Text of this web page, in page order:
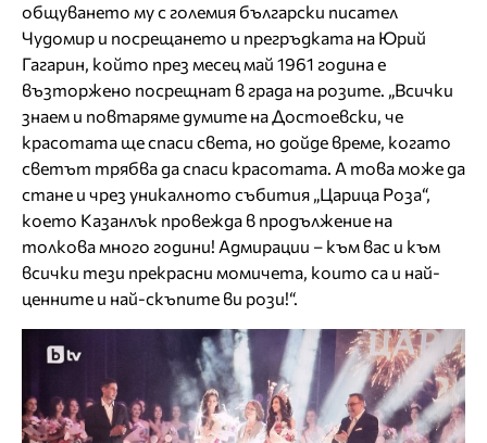
общуването му с големия български писател
Чудомир и посрещането и прегръдката на Юрий
Гагарин, който през месец май 1961 година е
възторжено посрещнат в града на розите. „Всички
знаем и повтаряме думите на Достоевски, че
красотата ще спаси света, но дойде време, когато
светът трябва да спаси красотата. А това може да
стане и чрез уникалното събития „Царица Роза“,
което Казанлък провежда в продължение на
толкова много години! Адмирации – към вас и към
всички тези прекрасни момичета, които са и най-
ценните и най-скъпите ви рози!“.